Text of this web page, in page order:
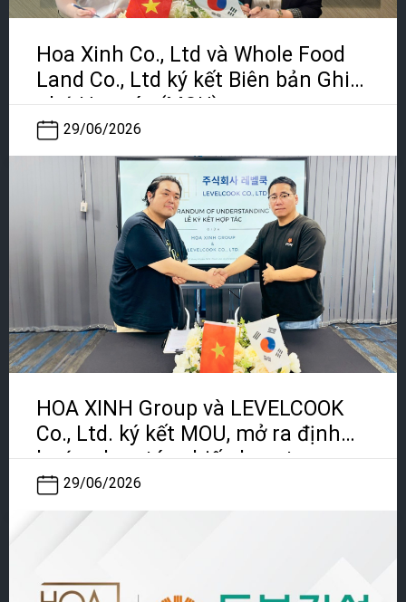
Hoa Xinh Co., Ltd và Whole Food
Land Co., Ltd ký kết Biên bản Ghi
nhớ Hợp tác (MOU)
29/06/2026
HOA XINH Group và LEVELCOOK
Co., Ltd. ký kết MOU, mở ra định
hướng hợp tác chiến lược trong
giai đoạn mới
29/06/2026